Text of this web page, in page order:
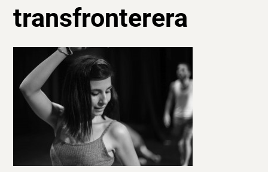
transfronterera